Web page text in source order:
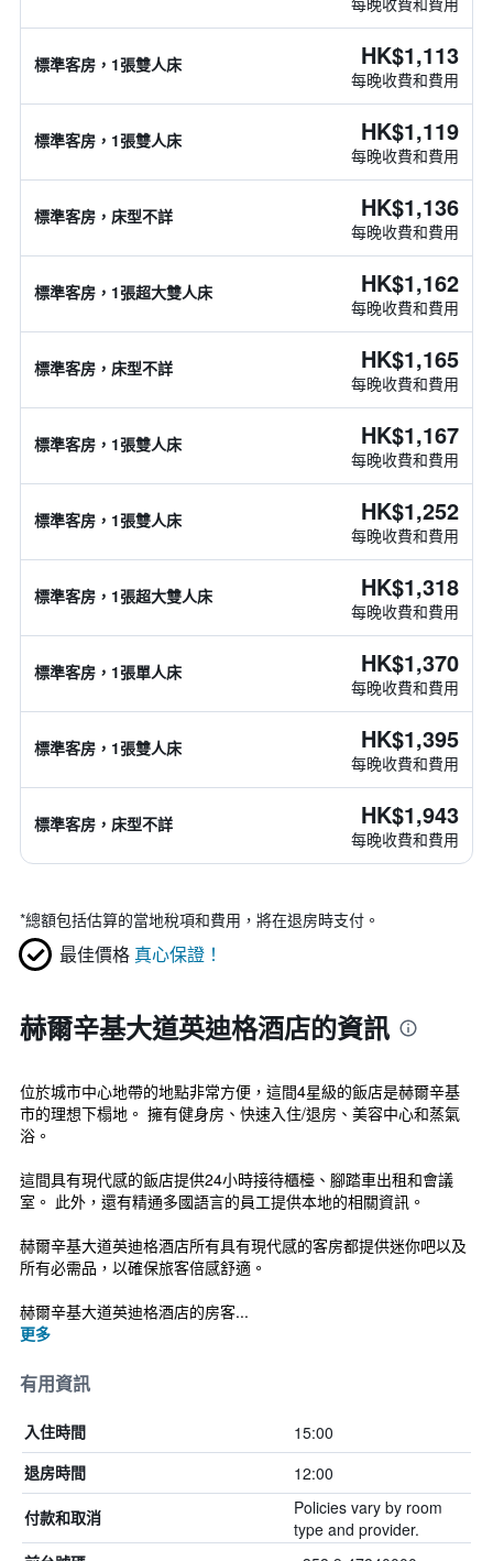
標準客房，1張雙人床 HK$1,113
每晚收費和費用
標準客房，1張雙人床 HK$1,119
每晚收費和費用
標準客房，床型不詳 HK$1,136
每晚收費和費用
標準客房，1張超大雙人床 HK$1,162
每晚收費和費用
標準客房，床型不詳 HK$1,165
每晚收費和費用
標準客房，1張雙人床 HK$1,167
每晚收費和費用
標準客房，1張雙人床 HK$1,252
每晚收費和費用
標準客房，1張超大雙人床 HK$1,318
每晚收費和費用
標準客房，1張單人床 HK$1,370
每晚收費和費用
標準客房，1張雙人床 HK$1,395
每晚收費和費用
標準客房，床型不詳 HK$1,943
每晚收費和費用
*總額包括估算的當地稅項和費用，將在退房時支付。
最佳價格 真心保證！
赫爾辛基大道英迪格酒店的資訊
位於城市中心地帶的地點非常方便，這間4星級的飯店是赫爾辛基
市的理想下榻地。 擁有健身房、快速入住/退房、美容中心和蒸氣
浴。
這間具有現代感的飯店提供24小時接待櫃檯、腳踏車出租和會議
室。 此外，還有精通多國語言的員工提供本地的相關資訊。
赫爾辛基大道英迪格酒店所有具有現代感的客房都提供迷你吧以及
所有必需品，以確保旅客倍感舒適。
赫爾辛基大道英迪格酒店的房客...
更多
有用資訊
入住時間 15:00
退房時間 12:00
付款和取消
Policies vary by room
type and provider.